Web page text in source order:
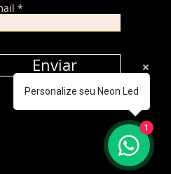
Enviar
Personalize seu Neon Led
1